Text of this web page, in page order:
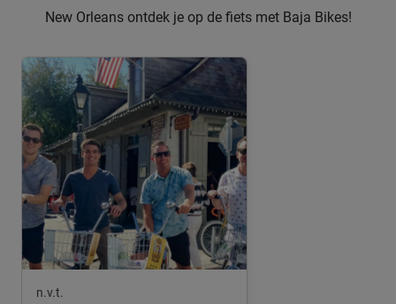
New Orleans ontdek je op de fiets met Baja Bikes!
n.v.t.